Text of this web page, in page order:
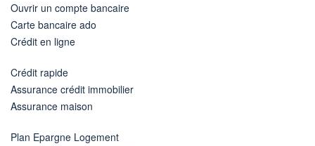
Ouvrir un compte bancaire
Carte bancaire ado
Crédit en ligne
Crédit rapide
Assurance crédit immobilier
Assurance maison
Plan Epargne Logement